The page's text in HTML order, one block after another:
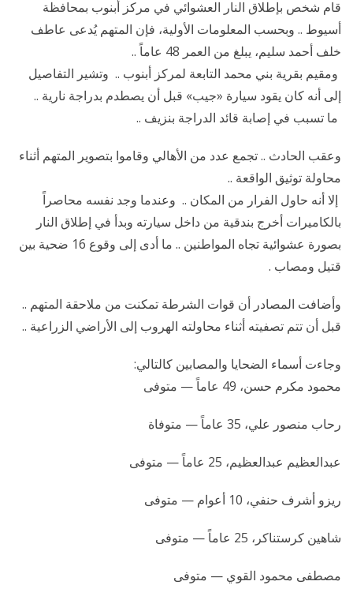
قام شخص بإطلاق النار العشوائي في مركز أبنوب بمحافظة
أسيوط .. وبحسب المعلومات الأولية، فإن المتهم يُدعى عاطف
خلف أحمد سليم، يبلغ من العمر 48 عاماً ..
ومقيم بقرية بني محمد التابعة لمركز أبنوب .. وتشير التفاصيل
إلى أنه كان يقود سيارة «جيب» قبل أن يصطدم بدراجة نارية ..
ما تسبب في إصابة قائد الدراجة بنزيف ..
وعقب الحادث .. تجمع عدد من الأهالي وقاموا بتصوير المتهم أثناء
محاولة توثيق الواقعة ..
إلا أنه حاول الفرار من المكان .. وعندما وجد نفسه محاصراً
بالكاميرات أخرج بندقية من داخل سيارته وبدأ في إطلاق النار
بصورة عشوائية تجاه المواطنين .. ما أدى إلى وقوع 16 ضحية بين
قتيل ومصاب .
وأضافت المصادر أن قوات الشرطة تمكنت من ملاحقة المتهم ..
قبل أن تتم تصفيته أثناء محاولته الهروب إلى الأراضي الزراعية ..
وجاءت أسماء الضحايا والمصابين كالتالي:
محمود مكرم حسن، 49 عاماً — متوفى
رحاب منصور علي، 35 عاماً — متوفاة
عبدالعظيم عبدالعظيم، 25 عاماً — متوفى
ريزو أشرف حنفي، 10 أعوام — متوفى
شاهين كرستناكر، 25 عاماً — متوفى
مصطفى محمود القوي — متوفى